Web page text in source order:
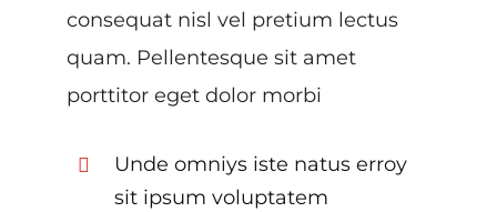
consequat nisl vel pretium lectus
quam. Pellentesque sit amet
porttitor eget dolor morbi
Unde omniys iste natus erroy
sit ipsum voluptatem